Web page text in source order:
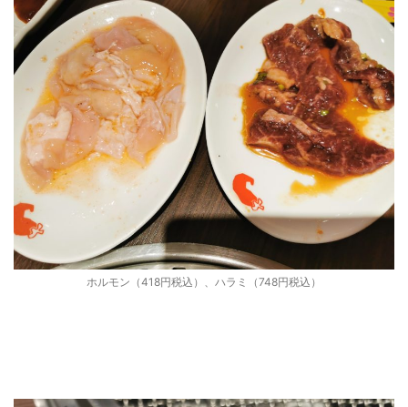
ホルモン（418円税込）、ハラミ（748円税込）